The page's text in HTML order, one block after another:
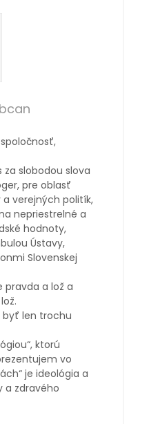
za slobodou slova
pre oblasť
verejných politík,
nepriestrelné a
hodnoty,
Ústavy,
Slovenskej
pravda a lož a
byť len trochu
ktorú
vo
je ideológia a
a zdravého